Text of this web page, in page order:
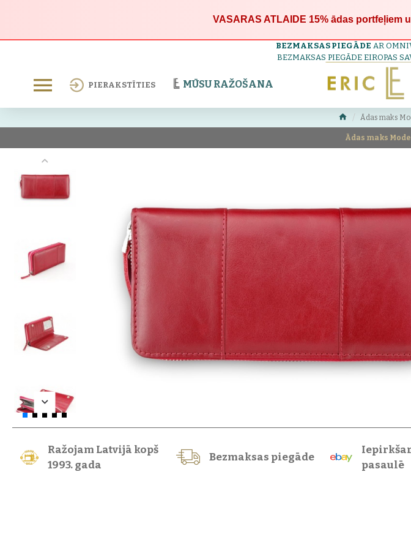
VASARAS ATLAIDE 15%ādas portfeļiem
BEZMAKSAS PIEGĀDE AR
BEZMAKSAS PIEGĀDE EIROPAS
PIERAKSTĪTIES MŪSU RAŽOŠANA
Ādas maks
Ādas maks
Ražojam Latvijā kopš
1993. gada
Bezmaksas piegāde
pasaulē